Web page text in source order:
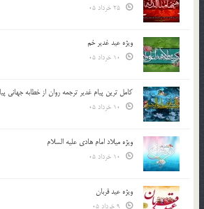
ویژه عید غدیر خم
کامل ترین پیام غدیر ترجمه روان از خطابه جهانی
ویژه میلاد امام هادی علیه السلام
ویژه عید قربان